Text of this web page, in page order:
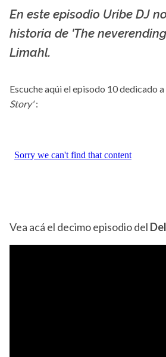
En este episodio Uribe DJ
historia de 'The
Limahl.
Escuche aqúi el episodo 10 dedicado a
Story':
Vea acá el decimo episodio del